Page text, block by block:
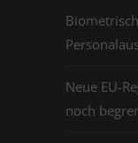
Neue EU-
noch